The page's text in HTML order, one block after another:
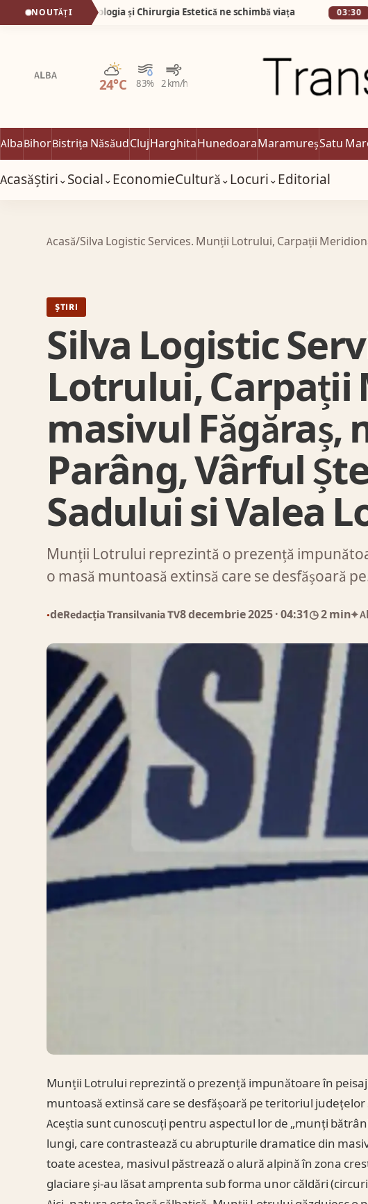
NOUTĂȚI
Stomatologia și Chirurgia Estetică ne schimbă viața 03:30 ALBA
ALBA
24°C 83% 2 km/h
Parțial noros
AlbaBihorBistrița NăsăudClujHarghitaHunedoaraMaramureșSatu
AcasăȘtiri⌄Social⌄EconomieCultură⌄Locuri⌄Editorial
Acasă/Silva Logistic Services. Munții Lotrului, Carpații
ȘTIRI
Silva Logistic
Lotrului,
masivul Făgăraș,
Parâng, Vârful
Sadului si Valea
Munții Lotrului reprezintă o prezență
o masă muntoasă extinsă care se desfășoară
●deRedacția Transilvania TV8 decembrie 2025· 04:31◷ 2 min⌖
Munții Lotrului reprezintă o prezență impunătoare în
muntoasă extinsă care se desfășoară pe teritoriul județelor
Aceștia sunt cunoscuți pentru aspectul lor de „munți
lungi, care contrastează cu abrupturile dramatice din
toate acestea, masivul păstrează o alură alpină în zona
glaciare și-au lăsat amprenta sub forma unor căldări